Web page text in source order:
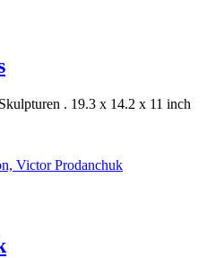
Skulpturen . 19.3 x 14.2 x 11 inch